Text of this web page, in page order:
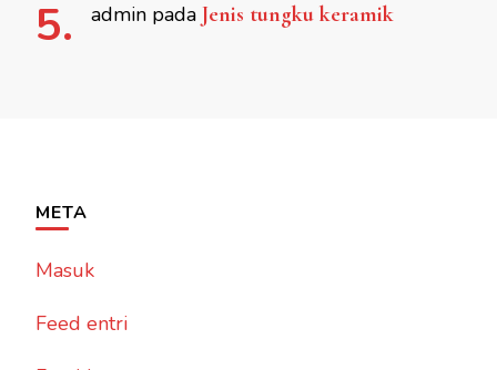
admin pada Jenis tungku keramik
META
Masuk
Feed entri